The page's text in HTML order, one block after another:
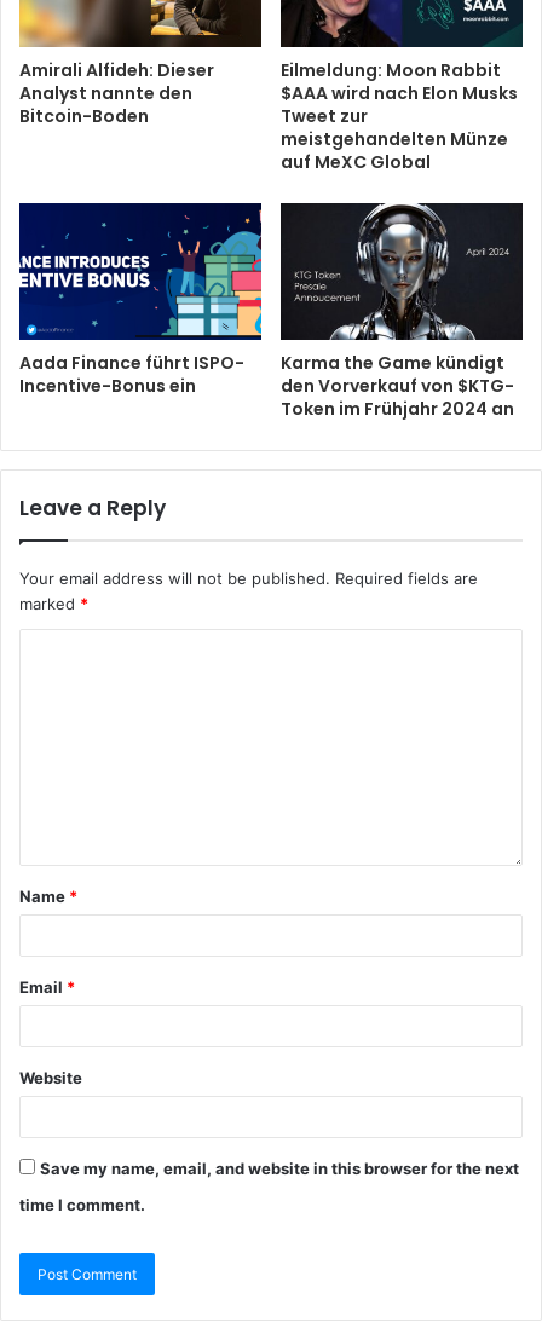
Amirali Alfideh: Dieser
Analyst nannte den
Bitcoin-Boden
Eilmeldung: Moon Rabbit
$AAA wird nach Elon Musks
Tweet zur
meistgehandelten Münze
auf MeXC Global
Aada Finance führt ISPO-
Incentive-Bonus ein
Karma the Game kündigt
den Vorverkauf von $KTG-
Token im Frühjahr 2024 an
Leave a Reply
Your email address will not be published. Required fields are
marked *
Name *
Email *
Website
Save my name, email, and website in this browser for the next
time I comment.